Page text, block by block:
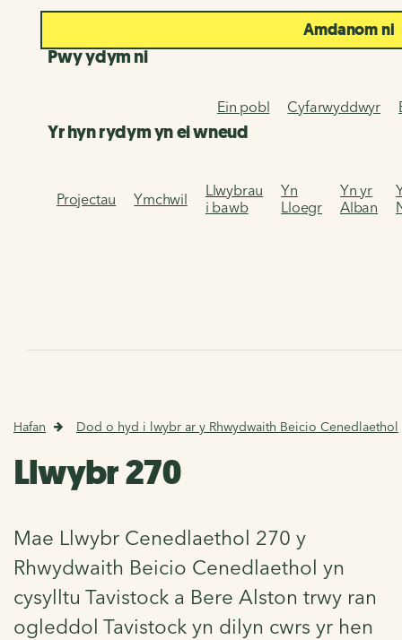
Amdanom ni
Pwy ydym ni
Ein pobl Cyfarwyddwyr
Yr hyn rydym yn ei wneud
Projectau Ymchwil
Llwybrau
i bawb
Yn
Lloegr
Yn yr
Alban
Hafan Dod o hyd i lwybr ar y Rhwydwaith Beicio Cenedlaethol
Llwybr 270
Mae Llwybr Cenedlaethol 270 y
Rhwydwaith Beicio Cenedlaethol yn
cysylltu Tavistock a Bere Alston trwy ran
ogleddol Tavistock yn dilyn cwrs yr hen